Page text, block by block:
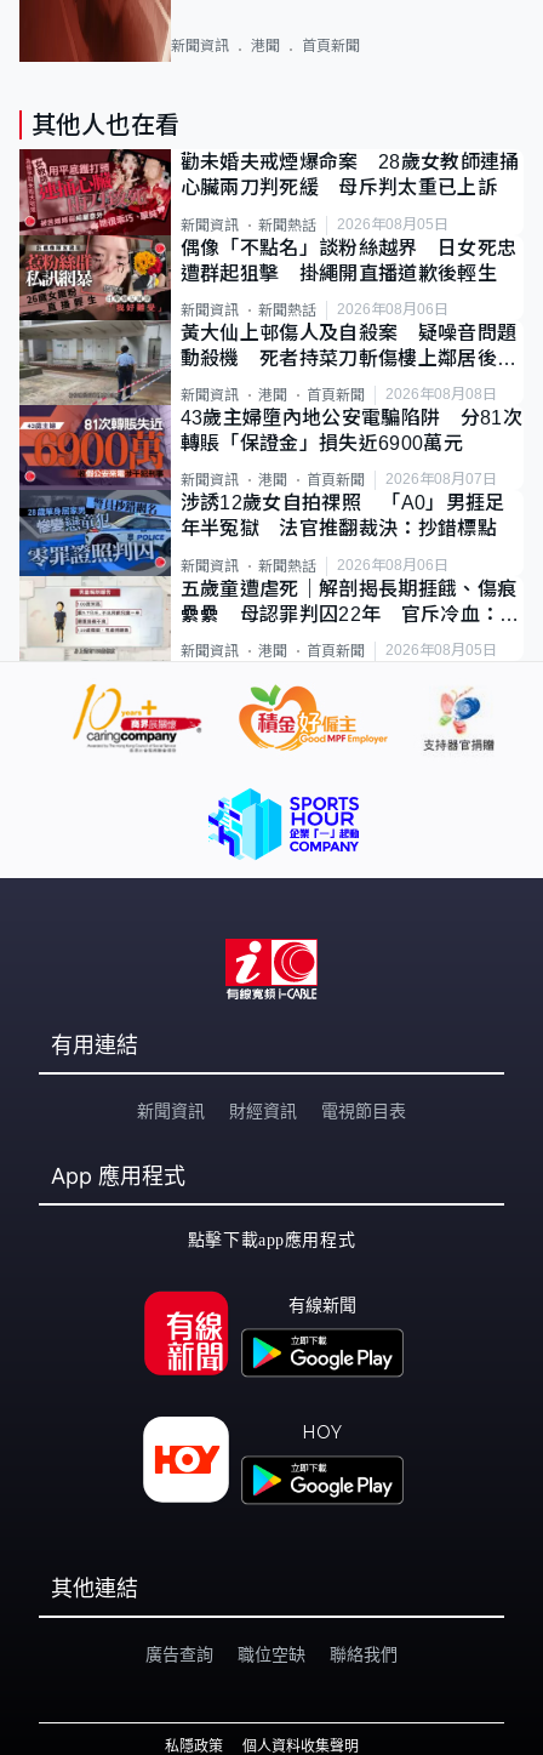
新聞資訊 港聞 首頁新聞
其他人也在看
勸未婚夫戒煙爆命案 28歲女教師連捅
心臟兩刀判死緩 母斥判太重已上訴
新聞資訊 新聞熱話 2026年08月05日
偶像「不點名」談粉絲越界 日女死忠
遭群起狙擊 掛繩開直播道歉後輕生
新聞資訊 新聞熱話 2026年08月06日
黃大仙上邨傷人及自殺案 疑噪音問題
動殺機 死者持菜刀斬傷樓上鄰居後墮
斃
新聞資訊 港聞 首頁新聞 2026年08月08日
43歲主婦墮內地公安電騙陷阱 分81次
轉賬「保證金」損失近6900萬元
新聞資訊 港聞 首頁新聞 2026年08月07日
涉誘12歲女自拍祼照 「A0」男捱足
年半冤獄 法官推翻裁決：抄錯標點
新聞資訊 新聞熱話 2026年08月06日
五歲童遭虐死｜解剖揭長期捱餓、傷痕
纍纍 母認罪判囚22年 官斥冷血：同
類案最惡劣
新聞資訊 港聞 首頁新聞 2026年08月05日
有用連結
新聞資訊 財經資訊 電視節目表
App 應用程式
點擊下載app應用程式
有線新聞
HOY
其他連結
廣告查詢 職位空缺 聯絡我們
私隱政策 個人資料收集聲明